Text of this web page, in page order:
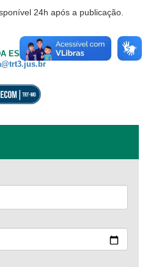
24h após a publicação.
ESCOLA JUDICIAL